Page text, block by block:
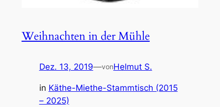
Weihnachten in der Mühle
Dez. 13, 2019—vonHelmut S.
in Käthe-Miethe-Stammtisch (2015
– 2025)